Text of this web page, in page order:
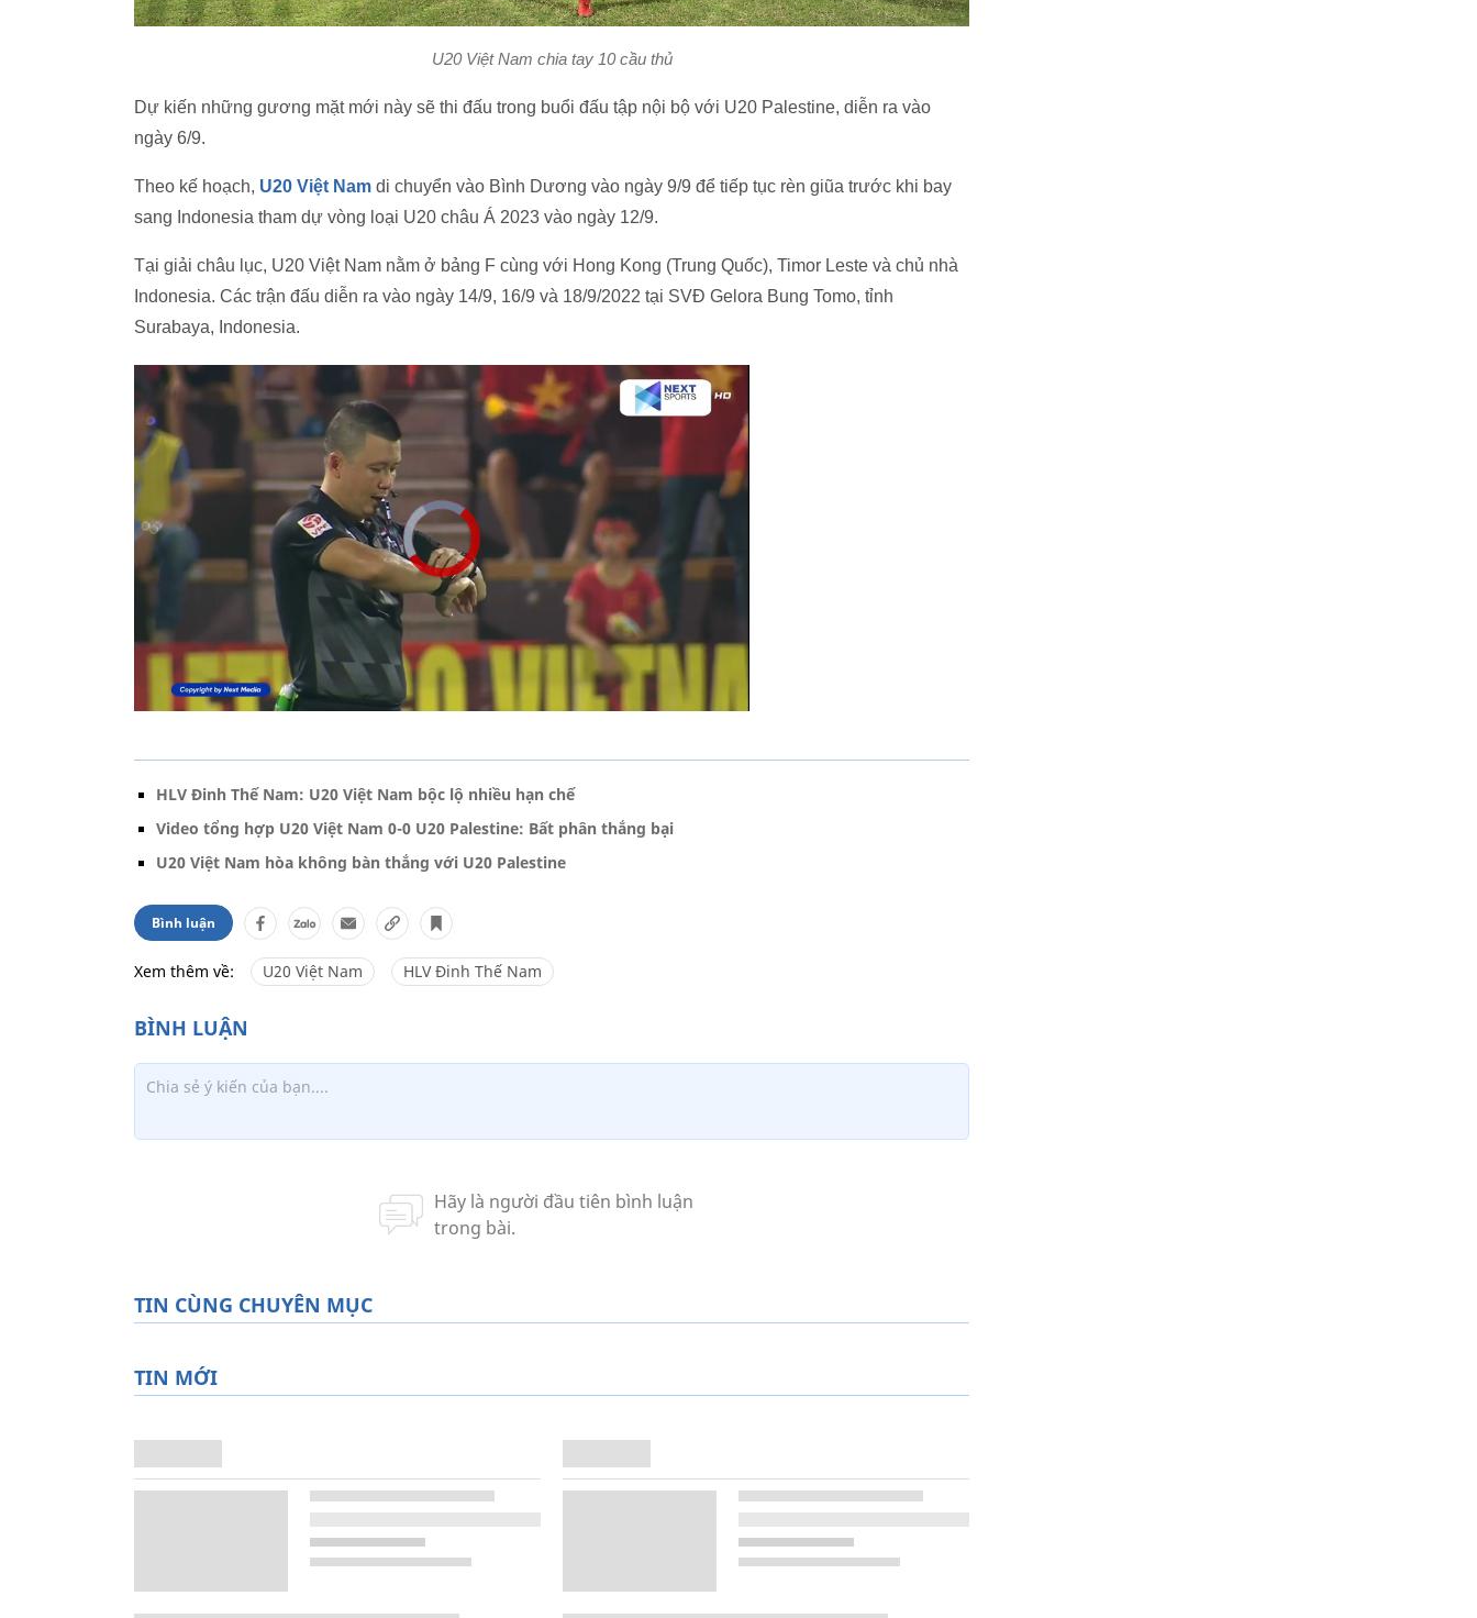
U20 Việt Nam chia tay 10 cầu thủ
Dự kiến những gương mặt mới này sẽ thi đấu trong buổi đấu tập nội bộ với U20 Palestine, diễn ra vào
ngày 6/9.
Theo kế hoạch, U20 Việt Nam di chuyển vào Bình Dương vào ngày 9/9 để tiếp tục rèn giũa trước khi bay
sang Indonesia tham dự vòng loại U20 châu Á 2023 vào ngày 12/9.
Tại giải châu lục, U20 Việt Nam nằm ở bảng F cùng với Hong Kong (Trung Quốc), Timor Leste và chủ nhà
Indonesia. Các trận đấu diễn ra vào ngày 14/9, 16/9 và 18/9/2022 tại SVĐ Gelora Bung Tomo, tỉnh
Surabaya, Indonesia.
HLV Đinh Thế Nam: U20 Việt Nam bộc lộ nhiều hạn chế
Video tổng hợp U20 Việt Nam 0-0 U20 Palestine: Bất phân thắng bại
U20 Việt Nam hòa không bàn thắng với U20 Palestine
Bình luận
Xem thêm về: U20 Việt Nam HLV Đinh Thế Nam
TIN CÙNG CHUYÊN MỤC
TIN MỚI